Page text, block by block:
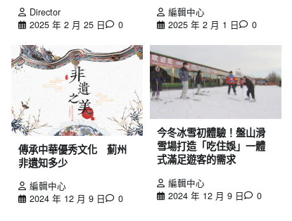
Director
2025 年 2 月 25 日
0
編輯中心
2025 年 2 月 1 日
0
傳承中華優秀文化 薊州
非遺知多少
編輯中心
2024 年 12 月 9 日
0
今冬冰雪初體驗！盤山滑
雪場打造「吃住娛」一體
式滿足遊客的需求
編輯中心
2024 年 12 月 9 日
0